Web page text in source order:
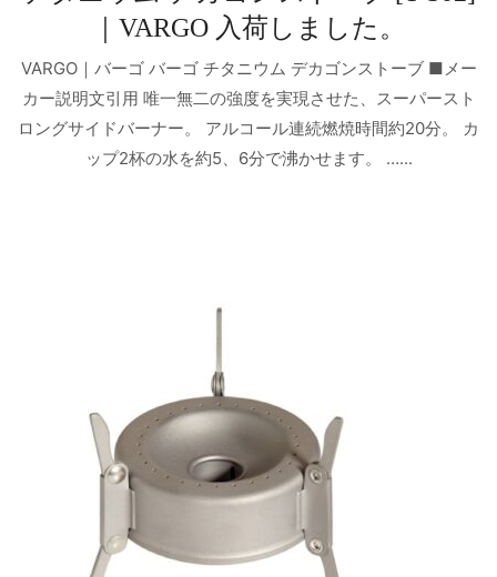
｜VARGO 入荷しました。
VARGO｜バーゴ バーゴ チタニウム デカゴンストーブ ■メー
カー説明文引用 唯一無二の強度を実現させた、スーパースト
ロングサイドバーナー。 アルコール連続燃焼時間約20分。 カ
ップ2杯の水を約5、6分で沸かせます。 …...